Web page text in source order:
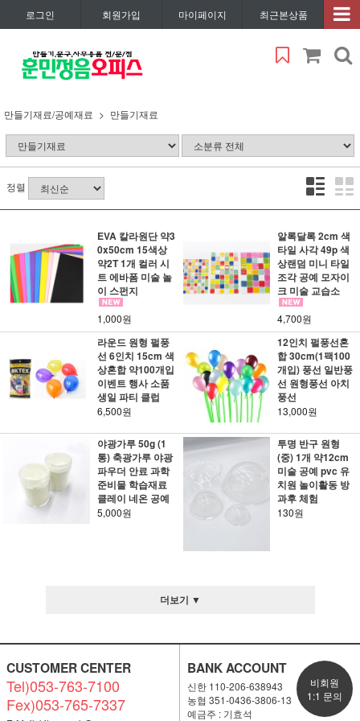
로그인 회원가입 마이페이지 최근본상품
만들기재료/공예재료 만들기재료
정렬
EVA 칼라원단 약3
0x50cm 15색상
약2T 1개 컬러 시
트 에바폼 미술 놀
이 스펀지
1,000원
알록달록 2cm 색
타일 사각 49p 색
상랜덤 미니 타일
조각 공예 모자이
크 미술 교습소
4,700원
라운드 원형 펄풍
선 6인치 15cm 색
상혼합 약100개입
이벤트 행사 소품
생일 파티 클럽
6,500원
12인치 펄풍선혼
합 30cm(1팩100
개입) 풍선 일반풍
선 원형풍선 아치
풍선
13,000원
야광가루 50g (1
통) 축광가루 야광
파우더 안료 과학
준비물 학습재료
클레이 네온 공예
5,000원
투명 반구 원형
(중) 1개 약12cm
미술 공예 pvc 유
치원 놀이활동 방
과후 체험
130원
더보기 ▼
CUSTOMER CENTER
Tel)053-763-7100
Fex)053-765-7337
BANK ACCOUNT
신한 110-206-638943
농협 351-0436-3806-13
예금주 : 기효석
비회원
1:1 문의